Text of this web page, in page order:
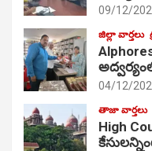
09/12/
జిల్లా వార్తలు
04/12/
తాజా వార్తలు
High